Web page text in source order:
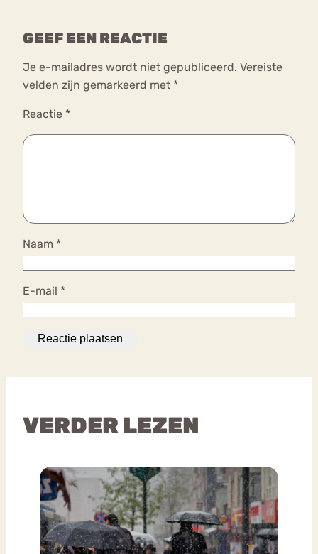
GEEF EEN REACTIE
Je e-mailadres wordt niet gepubliceerd. Vereiste
velden zijn gemarkeerd met *
Reactie *
Naam *
E-mail *
VERDER LEZEN